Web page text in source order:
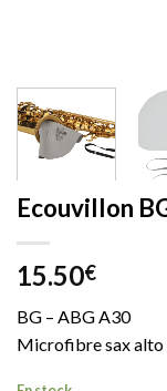
Ecouvillon
15.50€
BG – ABG A30
Microfibre sax alto